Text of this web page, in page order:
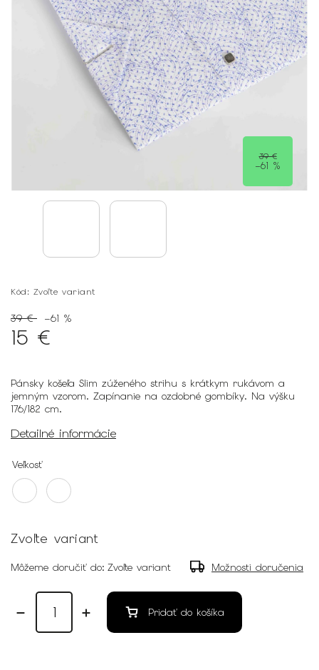
39 €
–61 %
Kód: Zvoľte variant
39 € –61 %
15 €
Pánsky košeľa Slim zúženého strihu s krátkym rukávom a
jemným vzorom. Zapínanie na ozdobné gombíky. Na výšku
176/182 cm.
Detailné informácie
Veľkosť
Zvoľte variant
Môžeme doručiť do: Zvoľte variant Možnosti doručenia
Pridať do košíka